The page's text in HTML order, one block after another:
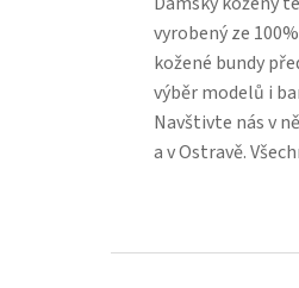
vyrobený ze
kožené bundy
výběr modelů i
Navštivte nás v
a v Ostravě.